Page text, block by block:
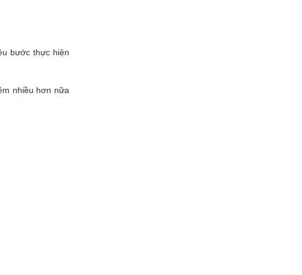
bước thực hiện
nhiều hơn nữa